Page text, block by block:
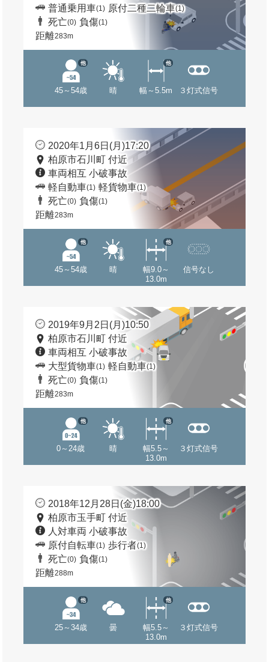
普通乗用車(1) 原付二種二輪車(1)
死亡(0) 負傷(1)
距離283m
45～54歳
他
晴 幅～5.5m
他
３灯式信号
2020年1月6日(月)17:20
柏原市石川町 付近
車両相互 小破事故
軽自動車(1) 軽貨物車(1)
死亡(0) 負傷(1)
距離283m
45～54歳
他
晴
幅9.0～
13.0m
他
信号なし
2019年9月2日(月)10:50
柏原市石川町 付近
車両相互 小破事故
大型貨物車(1) 軽自動車(1)
死亡(0) 負傷(1)
距離283m
0～24歳
他
晴
幅5.5～
13.0m
他
３灯式信号
2018年12月28日(金)18:00
柏原市玉手町 付近
人対車両 小破事故
原付自転車(1) 歩行者(1)
死亡(0) 負傷(1)
距離288m
25～34歳
他
曇
幅5.5～
13.0m
他
３灯式信号